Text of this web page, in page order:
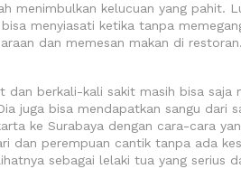
menimbulkan kelucuan yang pahit.
menyiasati ketika tanpa
dan memesan makan di
dan berkali-kali sakit masih bisa saja
juga bisa mendapatkan sangu dari
ke Surabaya dengan cara-cara
dan perempuan cantik tanpa ada
sebagai lelaki tua yang serius